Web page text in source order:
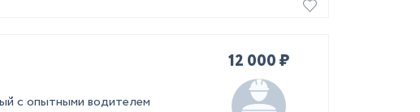
с опытными водителем
12 000 ₽